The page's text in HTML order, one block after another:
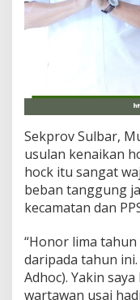
Sekprov Sulbar,
usulan kenaikan
hock itu sangat
beban tanggung
kecamatan dan
“Honor lima
daripada tahun
Adhoc). Yakin
wartawan usai